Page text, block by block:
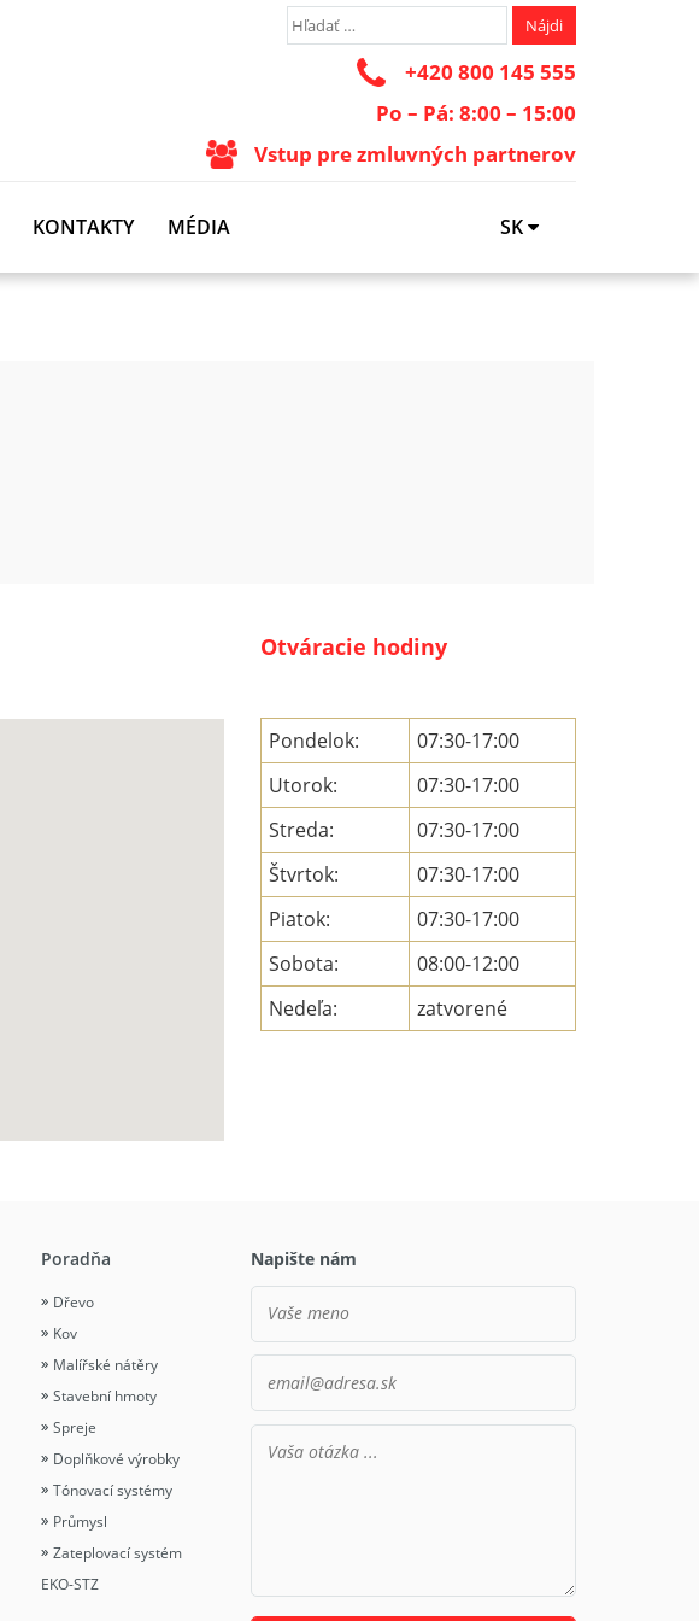
+420 800 145 555
Po – Pá: 8:00 – 15:00
Vstup pre zmluvných partnerov
KONTAKTY MÉDIA SK
Otváracie hodiny
Pondelok:
07:30-17:00
Utorok:
07:30-17:00
Streda:
07:30-17:00
Štvrtok:
07:30-17:00
Piatok:
07:30-17:00
Sobota:
08:00-12:00
Nedeľa:
zatvorené
Poradňa
Dřevo
Kov
Malířské nátěry
Stavební hmoty
Spreje
Doplňkové výrobky
Tónovací systémy
Průmysl
Zateplovací systém
EKO-STZ
Napište nám